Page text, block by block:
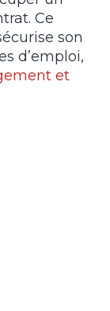
Ce
son
d’emploi,
et